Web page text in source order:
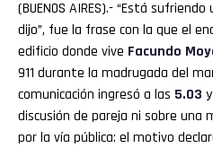
(BUENOS AIRES).- “Está
dijo”, fue la frase con la que el
edificio donde vive Facundo
911 durante la madrugada del
comunicación ingresó a las 5.03
discusión de pareja ni sobre una
por la vía pública: el motivo